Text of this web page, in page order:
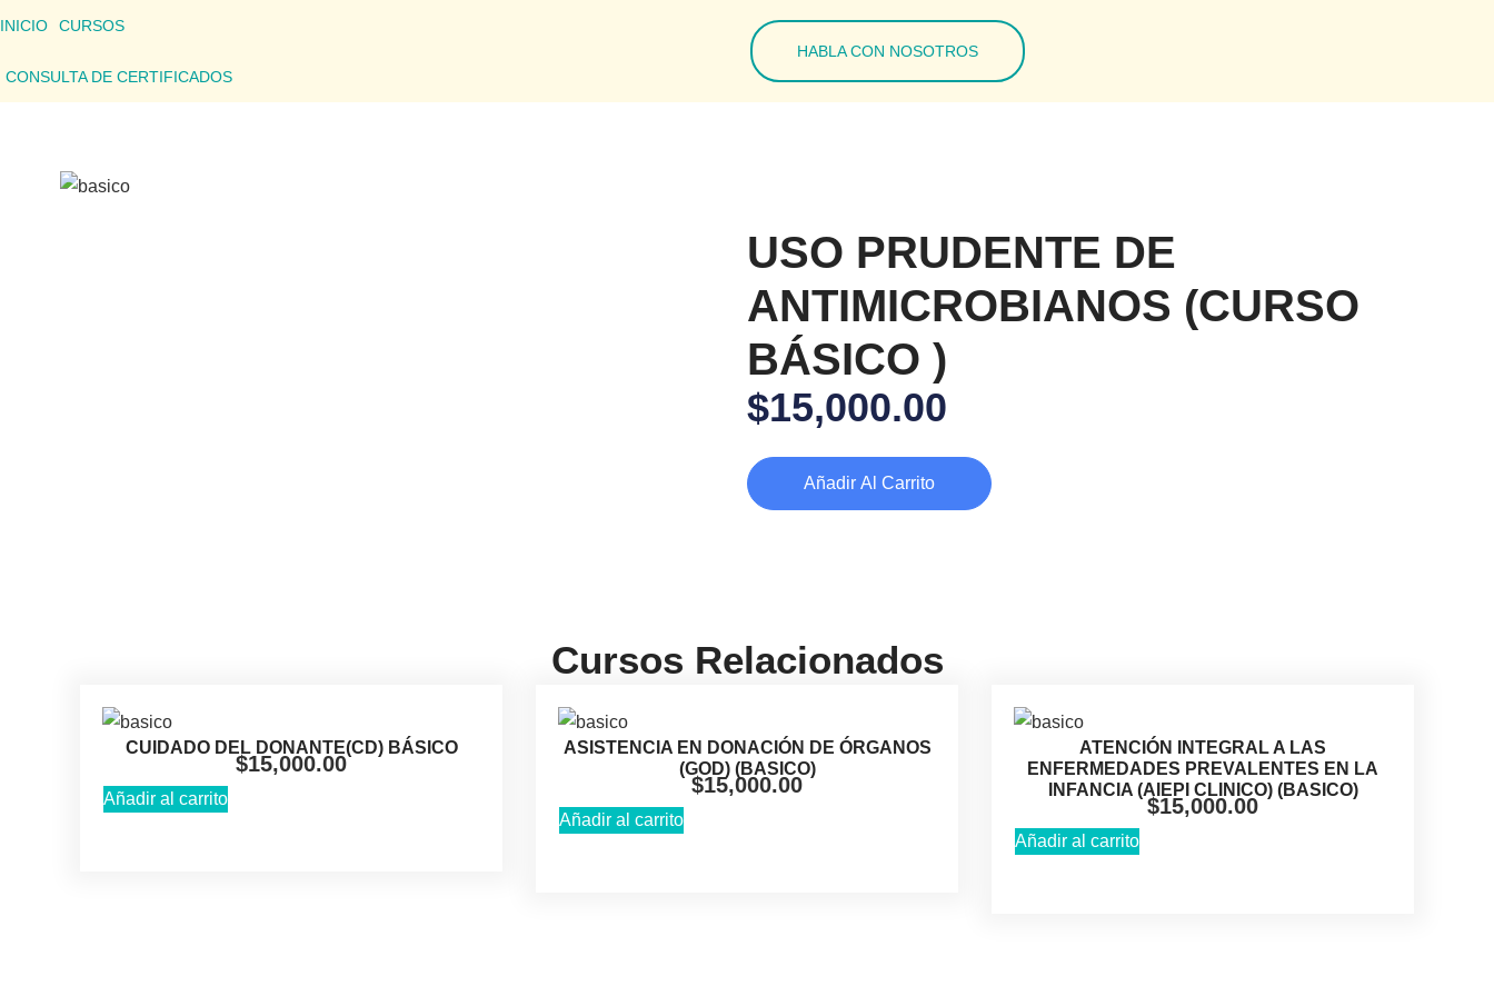
INICIO CURSOS
CONSULTA DE CERTIFICADOS
HABLA CON NOSOTROS
USO PRUDENTE DE
ANTIMICROBIANOS (CURSO
BÁSICO )
$15,000.00
Añadir Al Carrito
Cursos Relacionados
CUIDADO DEL DONANTE(CD) BÁSICO
$15,000.00
Añadir al carrito
ASISTENCIA EN DONACIÓN DE ÓRGANOS
(GOD) (BASICO)
$15,000.00
Añadir al carrito
ATENCIÓN INTEGRAL A LAS
ENFERMEDADES PREVALENTES EN LA
INFANCIA (AIEPI CLINICO) (BASICO)
$15,000.00
Añadir al carrito